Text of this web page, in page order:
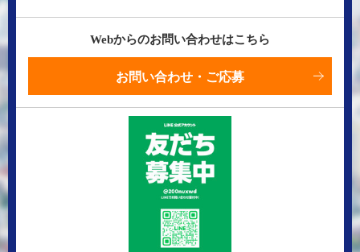
Webからのお問い合わせはこちら
お問い合わせ・ご応募